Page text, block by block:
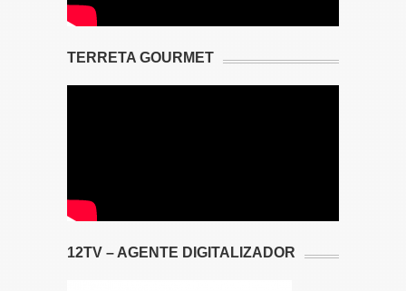
TERRETA GOURMET
12TV – AGENTE DIGITALIZADOR